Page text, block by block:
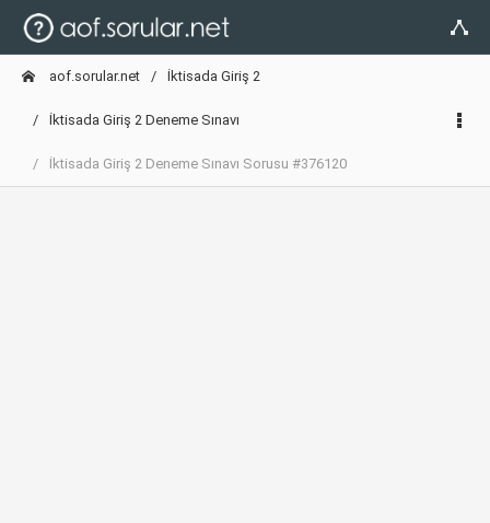
aof.sorular.net İktisada Giriş 2
İktisada Giriş 2 Deneme Sınavı
İktisada Giriş 2 Deneme Sınavı Sorusu #376120